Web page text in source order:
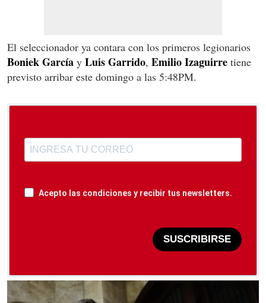
El seleccionador ya contara con los primeros legionarios
Boniek García y Luis Garrido, Emilio Izaguirre tiene
previsto arribar este domingo a las 5:48PM.
Acepto las condiciones y recibir tus newsletters.
SUSCRIBIRSE